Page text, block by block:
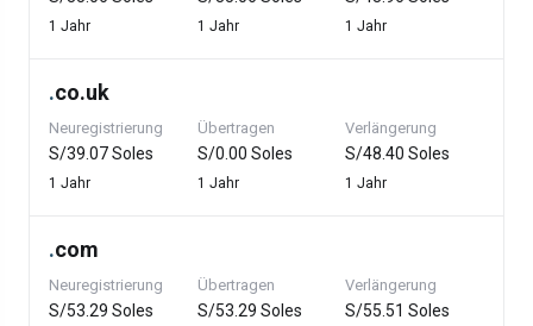
1 Jahr 1 Jahr 1 Jahr
.co.uk
Neuregistrierung
S/39.07 Soles
1 Jahr
Übertragen
S/0.00 Soles
1 Jahr
Verlängerung
S/48.40 Soles
1 Jahr
.com
Neuregistrierung
S/53.29 Soles
Übertragen
S/53.29 Soles
Verlängerung
S/55.51 Soles